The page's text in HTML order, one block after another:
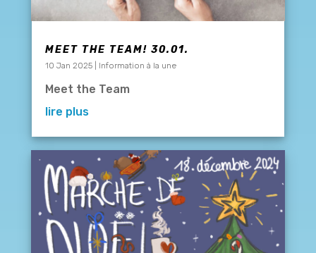
MEET THE TEAM! 30.01.
10 Jan 2025| Information à la une
Meet the Team
lire plus